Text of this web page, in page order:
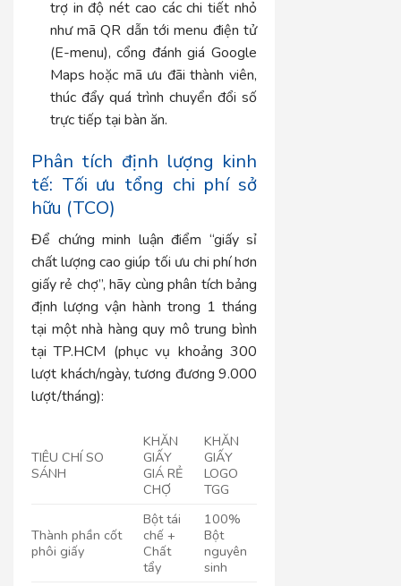
trợ in độ nét cao các chi tiết nhỏ
như mã QR dẫn tới menu điện tử
(E-menu), cổng đánh giá Google
Maps hoặc mã ưu đãi thành viên,
thúc đẩy quá trình chuyển đổi số
trực tiếp tại bàn ăn.
Phân tích định lượng kinh
tế: Tối ưu tổng chi phí sở
hữu (TCO)
Để chứng minh luận điểm “giấy sỉ
chất lượng cao giúp tối ưu chi phí hơn
giấy rẻ chợ”, hãy cùng phân tích bảng
định lượng vận hành trong 1 tháng
tại một nhà hàng quy mô trung bình
tại TP.HCM (phục vụ khoảng 300
lượt khách/ngày, tương đương 9.000
lượt/tháng):
TIÊU CHÍ SO
SÁNH
KHĂN
GIẤY
GIÁ RẺ
CHỢ
KHĂN
GIẤY
LOGO
TGG
Thành phần cốt
phôi giấy
Bột tái
chế +
Chất
tẩy
100%
Bột
nguyên
sinh